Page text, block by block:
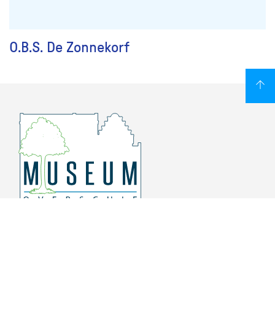
O.B.S. De Zonnekorf